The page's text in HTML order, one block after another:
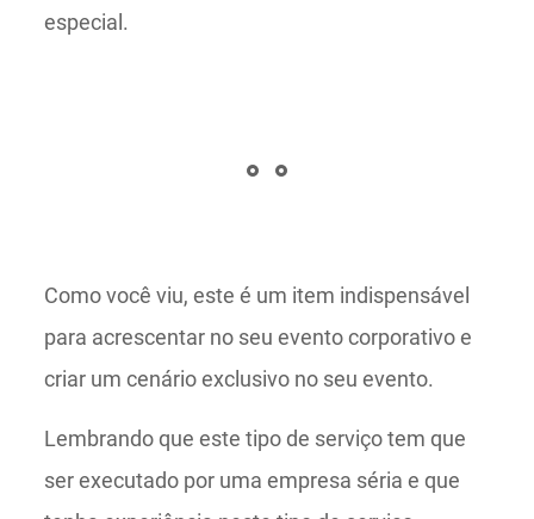
especial.
Como você viu, este é um item indispensável
para acrescentar no seu evento corporativo e
criar um cenário exclusivo no seu evento.
Lembrando que este tipo de serviço tem que
ser executado por uma empresa séria e que